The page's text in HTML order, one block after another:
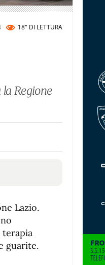
18" DI LETTURA
Regione
Lazio.
guarite.